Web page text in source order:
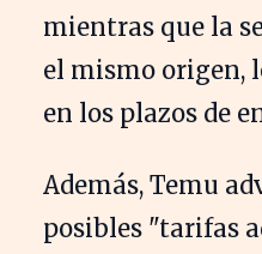
mientras que la
el mismo origen,
en los plazos de
Además, Temu
posibles "tarifas